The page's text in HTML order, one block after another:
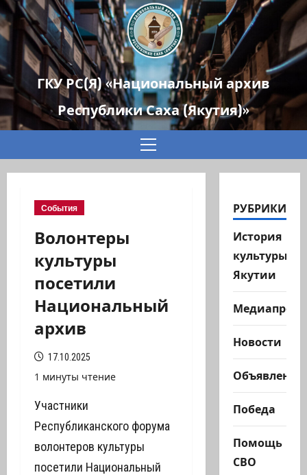
ГКУ РС(Я) «Национальный архив
Республики Саха (Якутия)»
Основное
События
Волонтеры
культуры
посетили
Национальный
архив
17.10.2025
1 минуты чтение
Участники
Республиканского форума
волонтеров культуры
посетили Национальный
РУБРИКИ
История
культуры
Якутии
Новости
Объявления
Победа
Помощь
СВО